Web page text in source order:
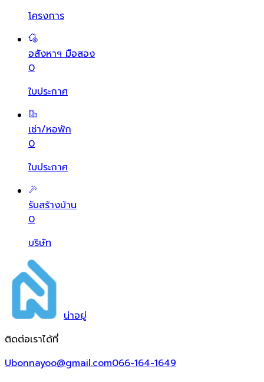
โครงการ
อสังหาฯ มือสอง
0
ใบประกาศ
เช่า/หอพัก
0
ใบประกาศ
รับสร้างบ้าน
0
บริษัท
น่าอยู่
ติดต่อเราได้ที่
Ubonnayoo@gmail.com066-164-1649